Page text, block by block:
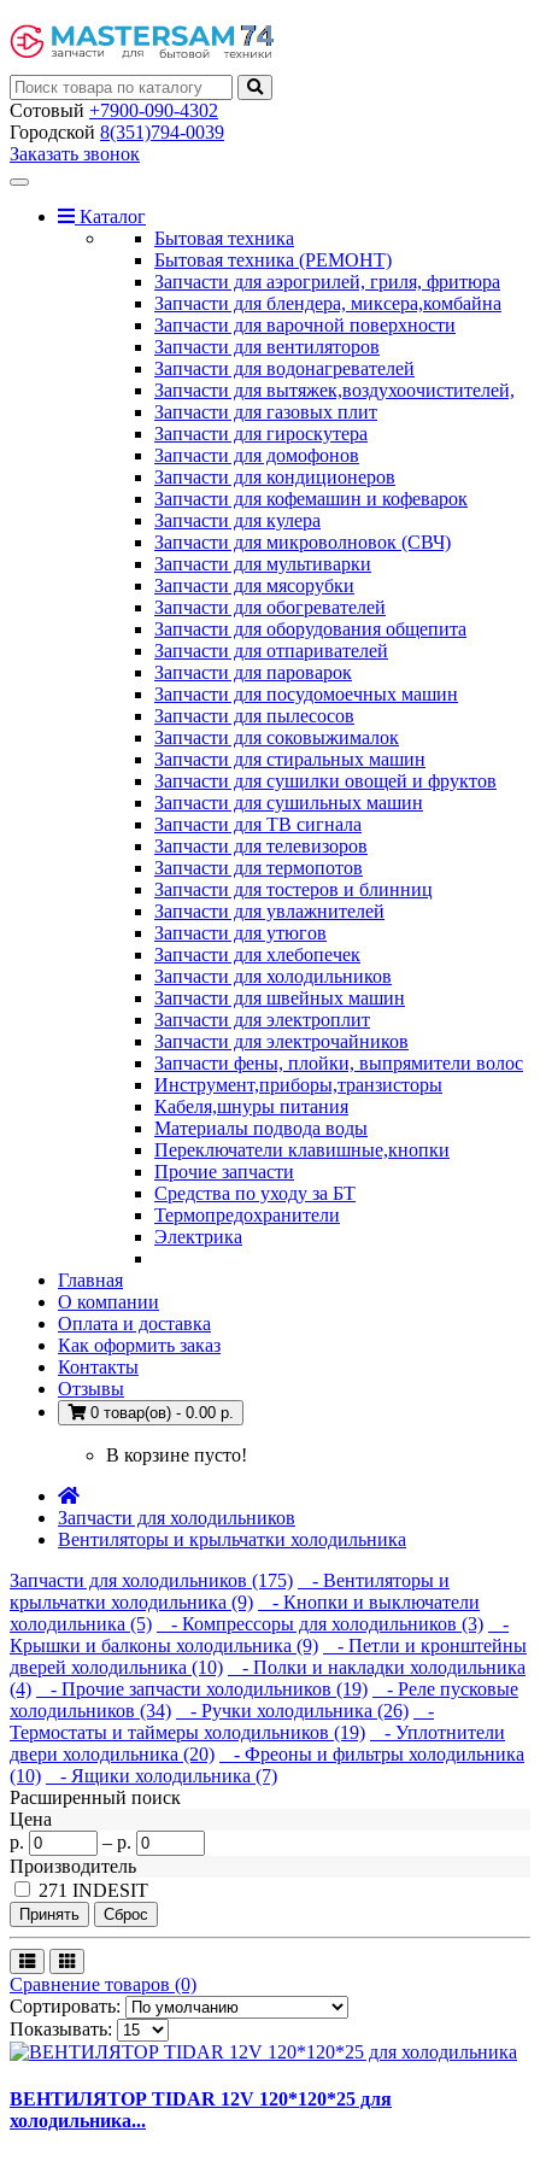
Сотовый +7900-090-4302
Городской 8(351)794-0039
Заказать звонок
Toggle
navigationКаталог
Бытовая техника
Бытовая техника (РЕМОНТ)
Запчасти для аэрогрилей, гриля, фритюра
Запчасти для блендера, миксера,комбайна
Запчасти для варочной поверхности
Запчасти для вентиляторов
Запчасти для водонагревателей
Запчасти для вытяжек,воздухоочистителей,
Запчасти для газовых плит
Запчасти для гироскутера
Запчасти для домофонов
Запчасти для кондиционеров
Запчасти для кофемашин и кофеварок
Запчасти для кулера
Запчасти для микроволновок (СВЧ)
Запчасти для мультиварки
Запчасти для мясорубки
Запчасти для обогревателей
Запчасти для оборудования общепита
Запчасти для отпаривателей
Запчасти для пароварок
Запчасти для посудомоечных машин
Запчасти для пылесосов
Запчасти для соковыжималок
Запчасти для стиральных машин
Запчасти для сушилки овощей и фруктов
Запчасти для сушильных машин
Запчасти для ТВ сигнала
Запчасти для телевизоров
Запчасти для термопотов
Запчасти для тостеров и блинниц
Запчасти для увлажнителей
Запчасти для утюгов
Запчасти для хлебопечек
Запчасти для холодильников
Запчасти для швейных машин
Запчасти для электроплит
Запчасти для электрочайников
Запчасти фены, плойки, выпрямители волос
Инструмент,приборы,транзисторы
Кабеля,шнуры питания
Материалы подвода воды
Переключатели клавишные,кнопки
Прочие запчасти
Средства по уходу за БТ
Термопредохранители
Электрика
Главная
О компании
Оплата и доставка
Как оформить заказ
Контакты
Отзывы
0 товар(ов) - 0.00 р.
В корзине пусто!
Запчасти для холодильников
Вентиляторы и крыльчатки холодильника
Запчасти для холодильников (175)
- Вентиляторы и
крыльчатки холодильника (9)
- Кнопки и выключатели
холодильника (5)
- Компрессоры для холодильников (3)
-
Крышки и балконы холодильника (9)
- Петли и кронштейны
дверей холодильника (10)
- Полки и накладки холодильника
(4)
- Прочие запчасти холодильников (19)
- Реле пусковые
холодильников (34)
- Ручки холодильника (26)
-
Термостаты и таймеры холодильников (19)
- Уплотнители
двери холодильника (20)
- Фреоны и фильтры холодильника
(10)
- Ящики холодильника (7)
Расширенный поиск
Цена
р.
– р.
Производитель
271 INDESIT
Сравнение товаров (0)
Сортировать:
Показывать:
ВЕНТИЛЯТОР TIDAR 12V 120*120*25 для
холодильника...